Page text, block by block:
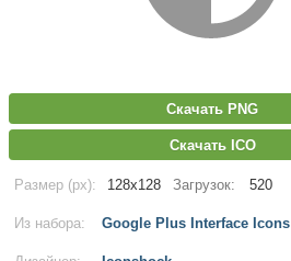
Скачать PNG
Скачать ICO
Размер (px): 128x128 Загрузок: 520
Из набора: Google Plus Interface Icons